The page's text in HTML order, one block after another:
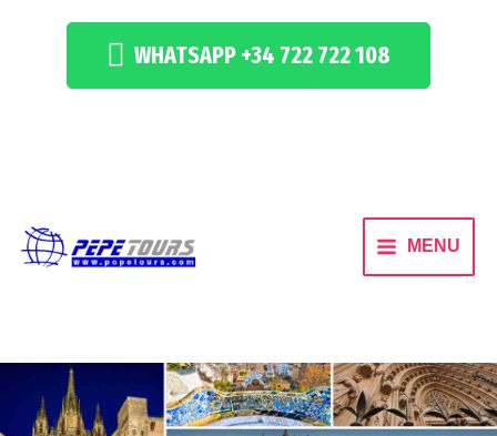
WHATSAPP +34 722 722 108
MENU